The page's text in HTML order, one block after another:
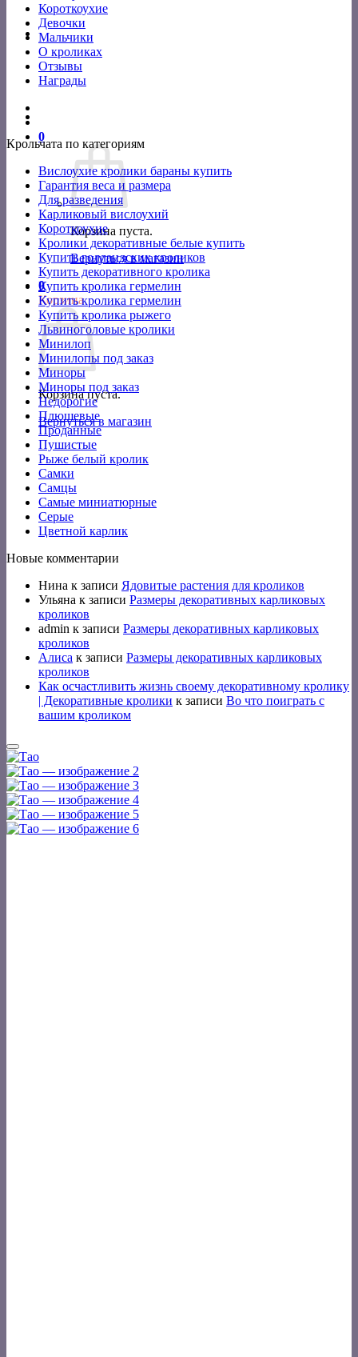
Короткоухие
Девочки
Мальчики
О кроликах
Отзывы
Награды
0
Корзина пуста.
Вернуться в магазин
0
Корзина
Корзина пуста.
Вернуться в магазин
Крольчата по категориям
Вислоухие кролики бараны купить
Гарантия веса и размера
Для разведения
Карликовый вислоухий
Короткоухие
Кролики декоративные белые купить
Купить голландских кроликов
Купить декоративного кролика
Купить кролика гермелин
Купить кролика гермелин
Купить кролика рыжего
Львиноголовые кролики
Минилоп
Минилопы под заказ
Миноры
Миноры под заказ
Недорогие
Плюшевые
Проданные
Пушистые
Рыже белый кролик
Самки
Самцы
Самые миниатюрные
Серые
Цветной карлик
Новые комментарии
Нина к записи Ядовитые растения для кроликов
Ульяна к записи Размеры декоративных карликовых
кроликов
admin к записи Размеры декоративных карликовых
кроликов
Алиса к записи Размеры декоративных карликовых
кроликов
Как осчастливить жизнь своему декоративному кролику
| Декоративные кролики к записи Во что поиграть с
вашим кроликом